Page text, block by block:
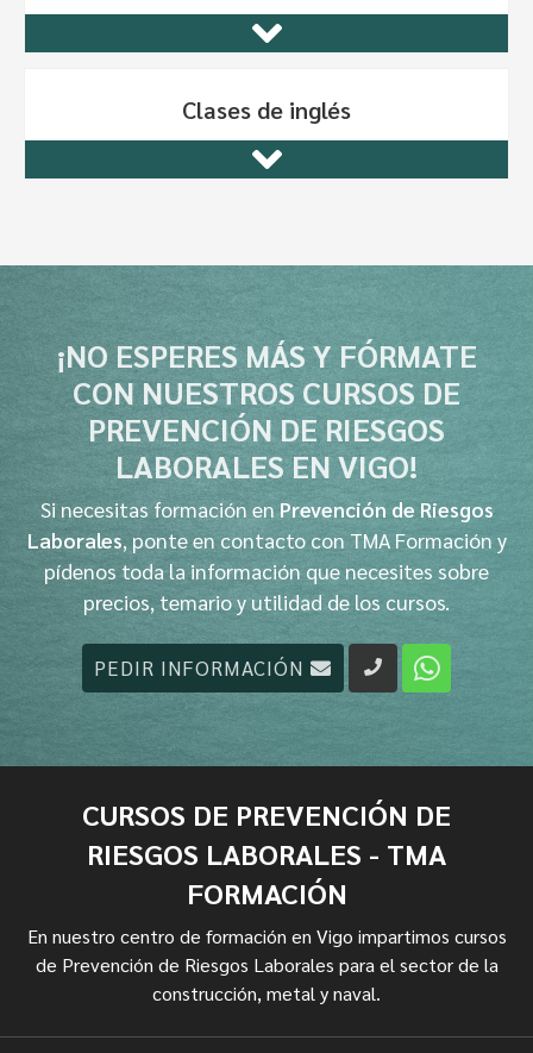
Clases de inglés
¡NO ESPERES MÁS Y FÓRMATE
CON NUESTROS CURSOS DE
PREVENCIÓN DE RIESGOS
LABORALES EN VIGO!
Si necesitas formación enPrevención de Riesgos
Laborales, ponte en contacto con TMA Formación y
pídenos toda la información que necesites sobre
precios, temario y utilidad de los cursos.
PEDIR INFORMACIÓN
CURSOS DE PREVENCIÓN DE
RIESGOS LABORALES - TMA
FORMACIÓN
En nuestro centro de formación en Vigo impartimos cursos
de Prevención de Riesgos Laborales para el sector de la
construcción, metal y naval.